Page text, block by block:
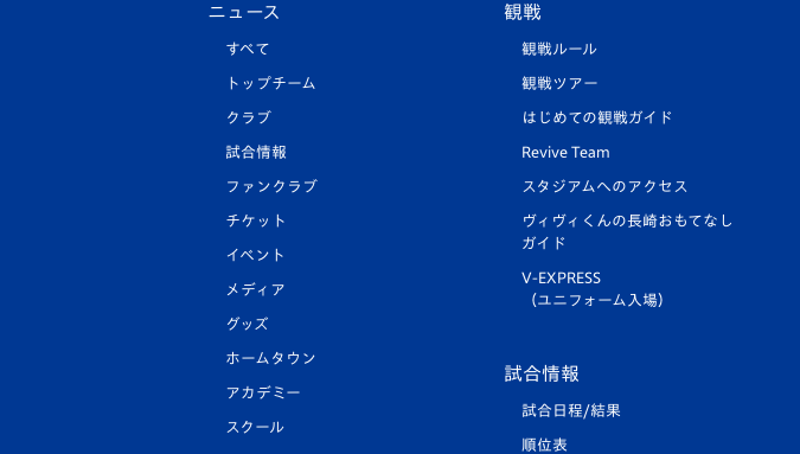
ニュース
すべて
トップチーム
クラブ
試合情報
ファンクラブ
チケット
イベント
メディア
グッズ
ホームタウン
アカデミー
スクール
観戦
観戦ルール
観戦ツアー
はじめての観戦ガイド
Revive Team
スタジアムへのアクセス
ヴィヴィくんの長崎おもてなし
ガイド
V-EXPRESS
（ユニフォーム入場）
試合情報
試合日程/結果
順位表